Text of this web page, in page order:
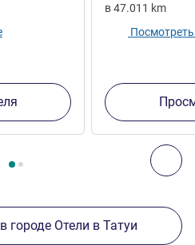
поблизости 1 :, Другие
в47.011 km
Посмотреть
городе Отели в Татуи